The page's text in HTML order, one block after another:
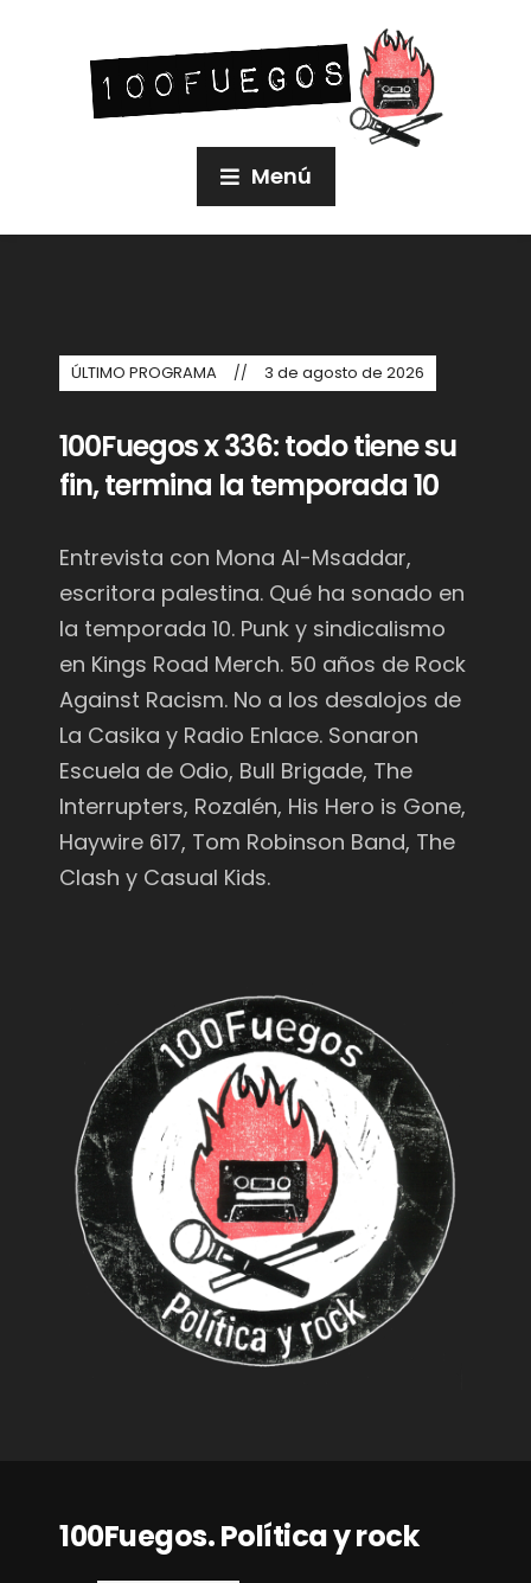
Menú
ÚLTIMO PROGRAMA 3 de agosto de 2026
100Fuegos x 336: todo tiene su
fin, termina la temporada 10
Entrevista con Mona Al-Msaddar,
escritora palestina. Qué ha sonado en
la temporada 10. Punk y sindicalismo
en Kings Road Merch. 50 años de Rock
Against Racism. No a los desalojos de
La Casika y Radio Enlace. Sonaron
Escuela de Odio, Bull Brigade, The
Interrupters, Rozalén, His Hero is Gone,
Haywire 617, Tom Robinson Band, The
Clash y Casual Kids.
100Fuegos. Política y rock